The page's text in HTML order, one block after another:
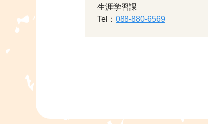
生涯学習課
Tel： 088-880-6569